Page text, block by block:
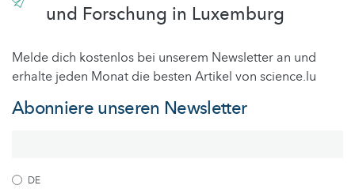
und Forschung in Luxemburg
Melde dich kostenlos bei unserem Newsletter an und
erhalte jeden Monat die besten Artikel von science.lu
Abonniere unseren Newsletter
DE